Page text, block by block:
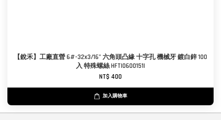
【銳禾】工廠直營 6#-32x3/16" 六角頭凸緣 十字孔 機械牙 鍍白鋅 100
入 特殊螺絲 HFTI0600151I
NT$ 400
加入購物車